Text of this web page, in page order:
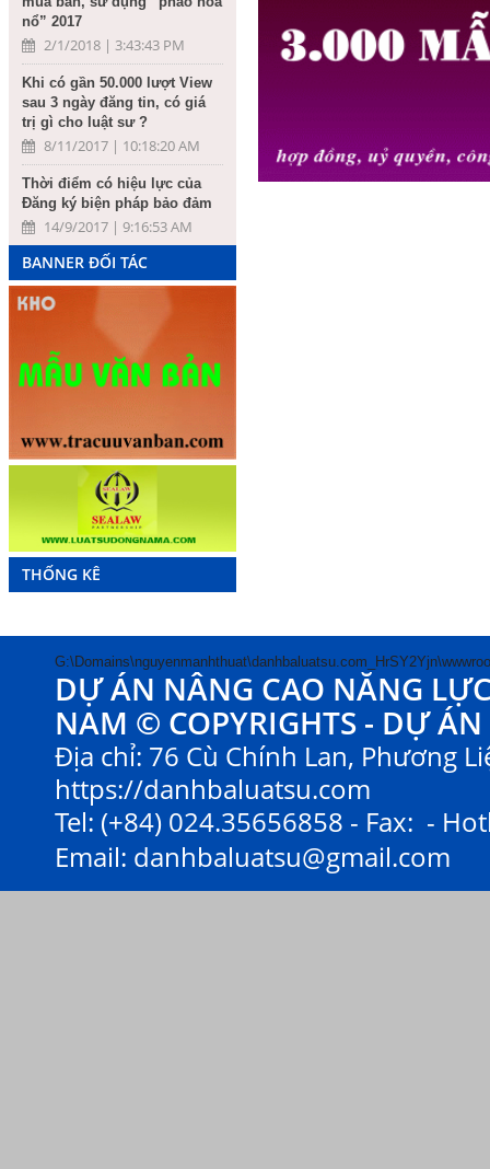
nổ” 2017
2/1/2018 | 3:43:43 PM
Khi có gần 50.000 lượt View
sau 3 ngày đăng tin, có giá
trị gì cho luật sư ?
8/11/2017 | 10:18:20 AM
Thời điểm có hiệu lực của
Đăng ký biện pháp bảo đảm
14/9/2017 | 9:16:53 AM
BANNER ĐỐI TÁC
THỐNG KÊ
DỰ ÁN NÂNG CAO NĂNG
NAM © COPYRIGHTS - DỰ
Địa chỉ: 76 Cù Chính Lan, Phương
https://danhbaluatsu.com
Tel: (+84) 024.35656858 - Fax: -
Email: danhbaluatsu@gmail.com